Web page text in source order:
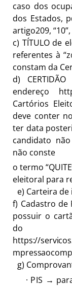
caso dos
dos Estados,
artigo209,
c) TÍTULO de
referentes à
constam da
d)
endereço
Cartórios
deve conter
ter data
candidato
não conste
o termo
eleitoral para
e) Carteira
f) Cadastro de
possuir o
do
https://
g)
· PIS →